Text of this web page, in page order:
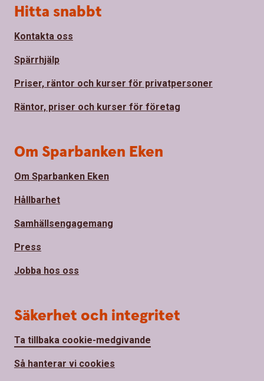
Sidfot
Hitta snabbt
Kontakta oss
Spärrhjälp
Priser, räntor och kurser för privatpersoner
Räntor, priser och kurser för företag
Om Sparbanken Eken
Om Sparbanken Eken
Hållbarhet
Samhällsengagemang
Press
Jobba hos oss
Säkerhet och integritet
Ta tillbaka cookie-medgivande
Så hanterar vi cookies